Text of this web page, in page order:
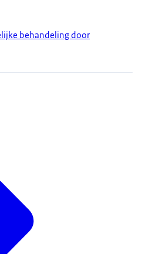
behandeling door